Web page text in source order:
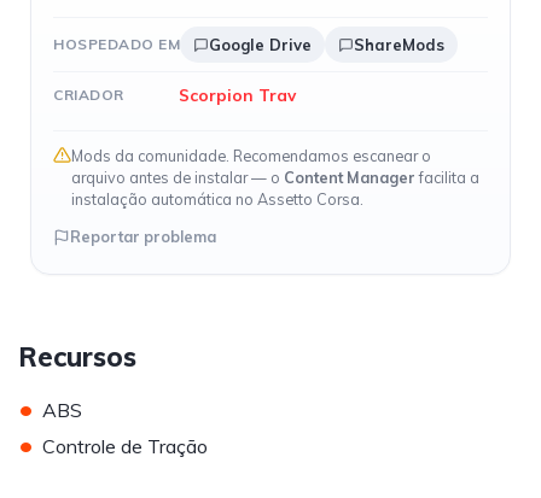
HOSPEDADO EM Google Drive ShareMods
CRIADOR Scorpion Trav
Mods da comunidade. Recomendamos escanear o
arquivo antes de instalar — o Content Managerfacilita a
instalação automática no Assetto Corsa.
Reportar problema
Recursos
• ABS
• Controle de Tração